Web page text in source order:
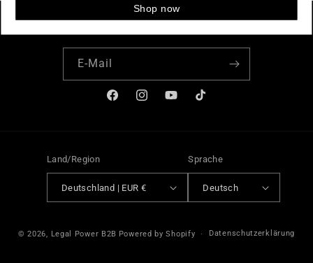
E-Mail
FacebookInstagramYouTubeTikTok
Land/Region
Deutschland | EUR €
Sprache
Deutsch
© 2026, Legal Power B2B Powered by Shopify Datenschutzerklärung